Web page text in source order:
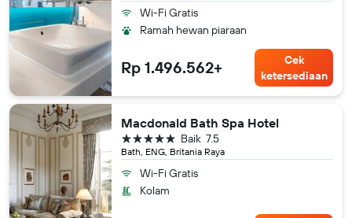
Wi-Fi Gratis
Ramah hewan piaraan
Rp 1.496.562+
Cek
ketersediaan
Macdonald Bath Spa Hotel
Bath, ENG, Britania Raya
7.5
Baik
bintang 5
Wi-Fi Gratis
Kolam